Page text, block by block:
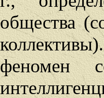
общества
феномен